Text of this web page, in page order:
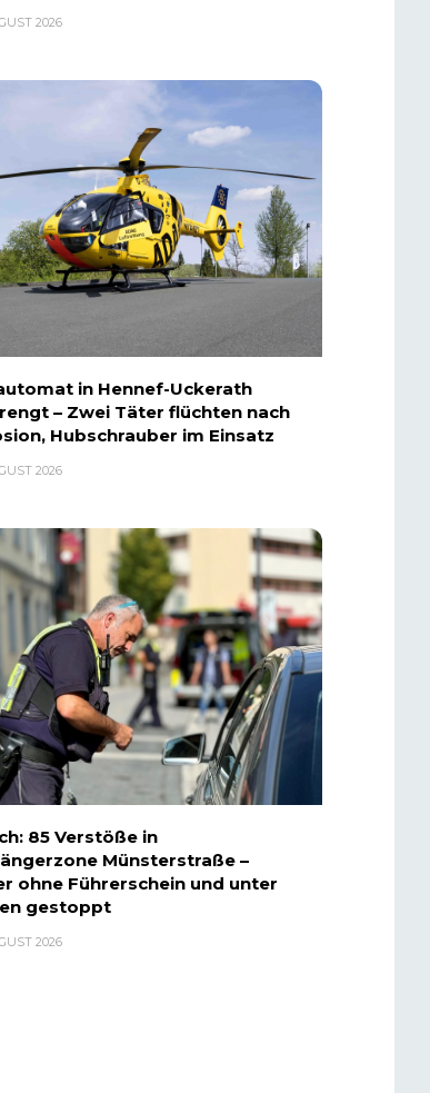
2026
in Hennef-Uckerath
– Zwei Täter flüchten nach
Hubschrauber im Einsatz
2026
85 Verstöße in
Münsterstraße –
ohne Führerschein und unter
gestoppt
2026